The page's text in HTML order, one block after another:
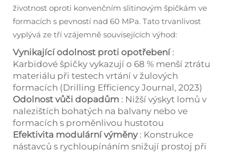
životnost oproti konvenčním slitinovým špičkám ve
formacích s pevností nad 60 MPa. Tato trvanlivost
vyplývá ze tří vzájemně souvisejících výhod:
Vynikající odolnost proti opotřebení :
Karbidové špičky vykazují o 68 % menší ztrátu
materiálu při testech vrtání v žulových
formacích (Drilling Efficiency Journal, 2023)
Odolnost vůči dopadům : Nižší výskyt lomů v
nalezištích bohatých na balvany nebo ve
formacích s proměnlivou hustotou
Efektivita modulární výměny : Konstrukce
nástavců s rychloupínáním snižují prostoj při